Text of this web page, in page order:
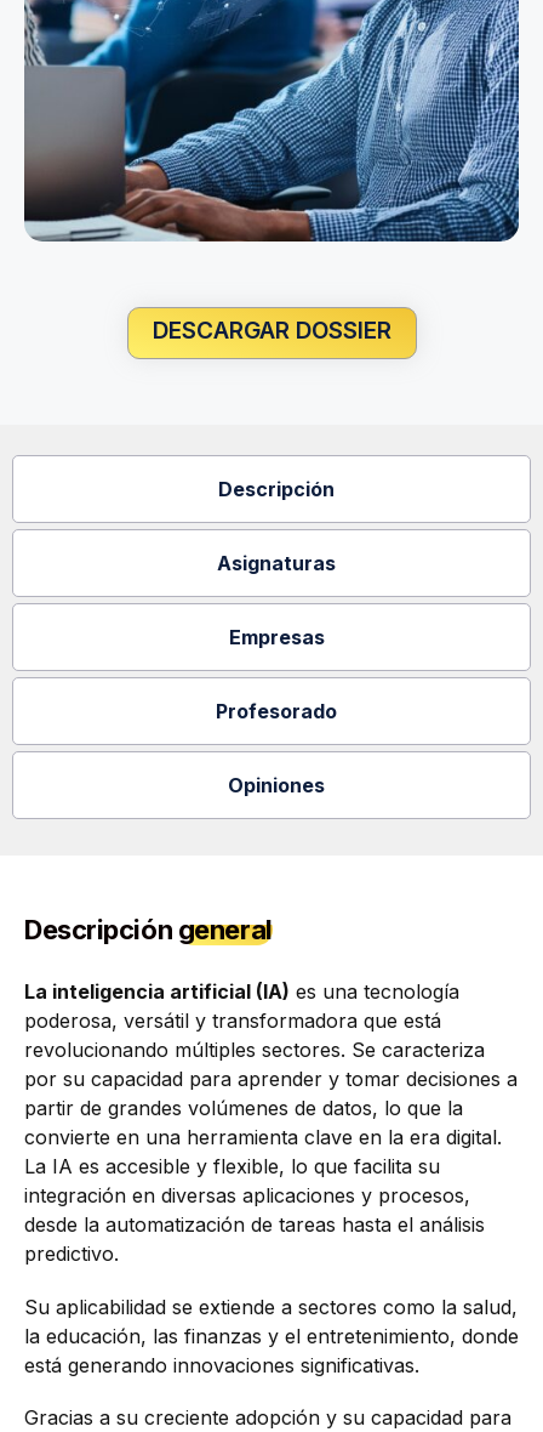
DESCARGAR DOSSIER
Descripción
Asignaturas
Empresas
Profesorado
Opiniones
Descripción general
La inteligencia artificial (IA) es una tecnología
poderosa, versátil y transformadora que está
revolucionando múltiples sectores. Se caracteriza
por su capacidad para aprender y tomar decisiones a
partir de grandes volúmenes de datos, lo que la
convierte en una herramienta clave en la era digital.
La IA es accesible y flexible, lo que facilita su
integración en diversas aplicaciones y procesos,
desde la automatización de tareas hasta el análisis
predictivo.
Su aplicabilidad se extiende a sectores como la salud,
la educación, las finanzas y el entretenimiento, donde
está generando innovaciones significativas.
Gracias a su creciente adopción y su capacidad para